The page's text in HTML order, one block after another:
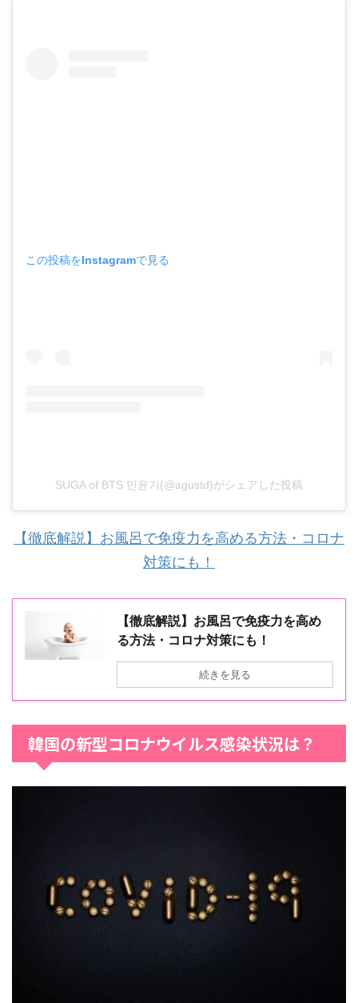
この投稿をInstagramで見る
SUGA of BTS 민윤기(@agustd)がシェアした投稿
【徹底解説】お風呂で免疫力を高める方法・コロナ
対策にも！
【徹底解説】お風呂で免疫力を高め
る方法・コロナ対策にも！
続きを見る
韓国の新型コロナウイルス感染状況は？